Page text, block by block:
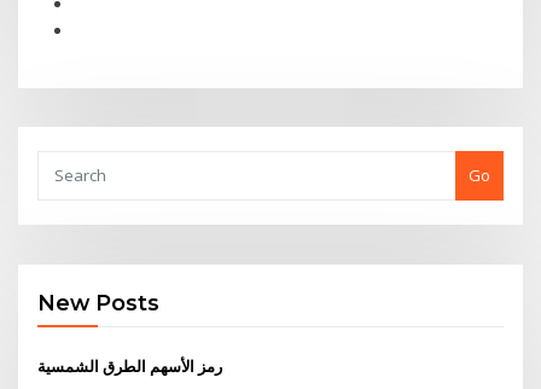
Go
New Posts
رمز الأسهم الطرق الشمسية